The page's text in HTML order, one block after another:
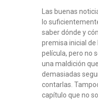
Las buenas
lo
saber dónde y
premisa inicial
película, pero no
una maldición
demasiadas
contarlas.
capítulo que no